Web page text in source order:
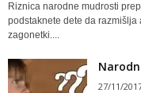
Riznica narodne mudrosti
podstaknete dete da
zagonetki....
27/11/